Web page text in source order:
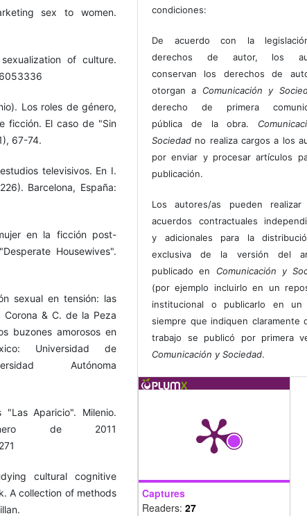
sex to women.
of culture.
Los roles de género,
ficción. El caso de "Sin
67-74.
televisivos. En I.
Barcelona, España:
en la ficción post-
Housewives".
sexual en tensión: las
Corona & C. de la Peza
buzones amorosos en
Universidad de
Autónoma
Aparicio". Milenio.
de 2011
cultural cognitive
A collection of methods
condiciones:
De acuerdo con la
derechos de autor, los
conservan los derechos de
otorgan a Comunicación y
derecho de primera
pública de la obra.
Sociedad no realiza cargos a los
por enviar y procesar artículos
publicación.
Los autores/as pueden realizar
acuerdos contractuales
y adicionales para la
exclusiva de la versión del
publicado en Comunicación y
(por ejemplo incluirlo en un
institucional o publicarlo en un
siempre que indiquen claramente
trabajo se publicó por primera
Comunicación y Sociedad.
Captures
Readers: 27